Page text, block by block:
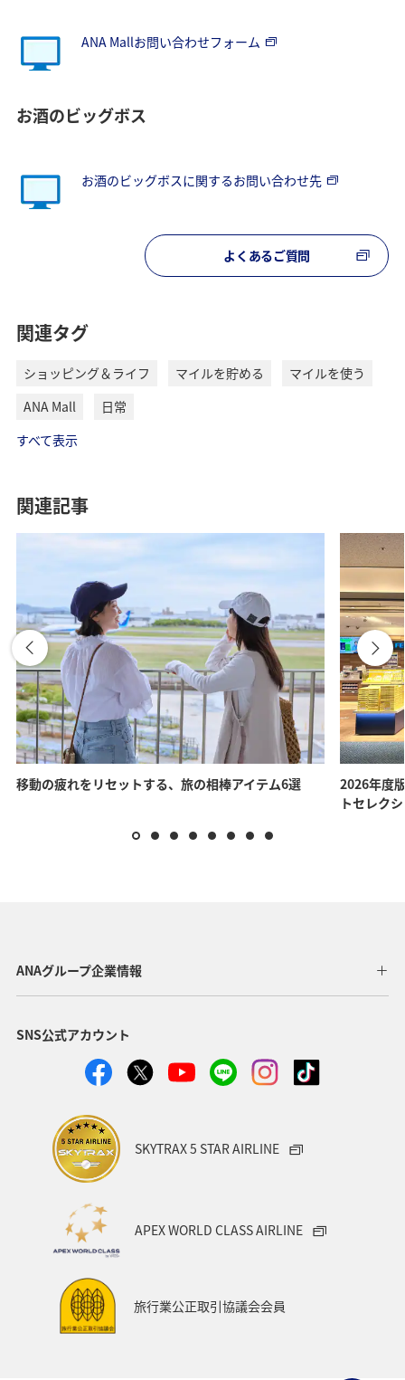
ANA Mallお問い合わせフォーム
お酒のビッグボス
お酒のビッグボスに関するお問い合わせ先
よくあるご質問
関連タグ
ショッピング＆ライフ マイルを貯める
マイルを使う
ANA Mall
日常
すべて表示
関連記事
移動の疲れをリセットする、旅の相棒アイテム6選
2026年度
トセレク
ANAグループ企業情報
SNS公式アカウント
SKYTRAX 5 STAR AIRLINE
APEX WORLD CLASS AIRLINE
旅行業公正取引協議会会員